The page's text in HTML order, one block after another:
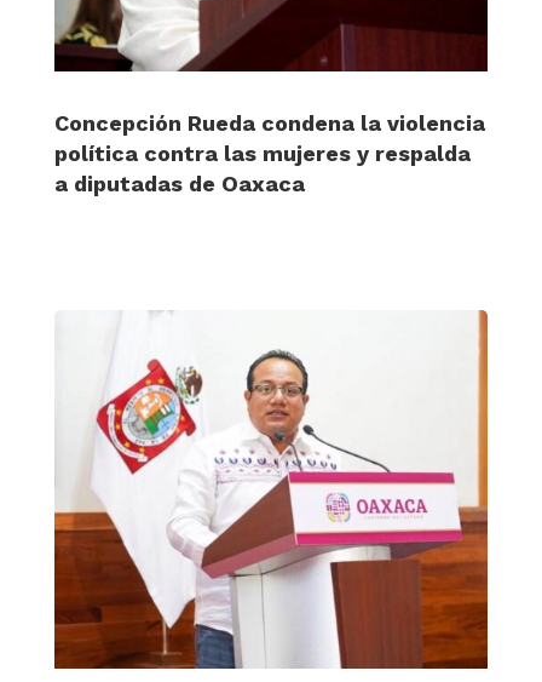
Concepción Rueda condena la violencia
política contra las mujeres y respalda
a diputadas de Oaxaca